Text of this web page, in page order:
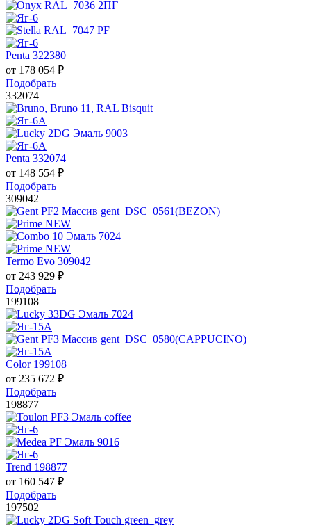
Penta 322380
от 178 054 ₽
Подобрать
332074
Penta 332074
от 148 554 ₽
Подобрать
309042
Termo Evo 309042
от 243 929 ₽
Подобрать
199108
Color 199108
от 235 672 ₽
Подобрать
198877
Trend 198877
от 160 547 ₽
Подобрать
197502